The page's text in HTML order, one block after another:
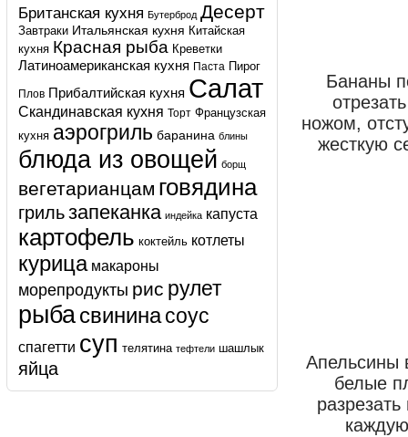
Британская кухня Бутерброд Десерт
Завтраки Итальянская кухня Китайская
кухня Красная рыба Креветки
Латиноамериканская кухня Паста Пирог
Плов Прибалтийская кухня Салат
Скандинавская кухня Торт Французская
кухня аэрогриль баранина блины
блюда из овощей борщ
вегетарианцам говядина
грильзапеканка индейка капуста
картофель коктейль котлеты
курица макароны
морепродукты рис рулет
рыбасвининасоус
спагетти суп телятина тефтели шашлык
яйца
Бананы
ножом,
жесткую
Апельсины
белые